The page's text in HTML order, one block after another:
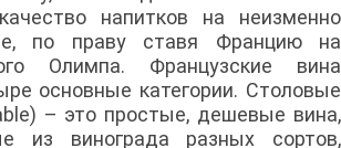
напитков на неизменно
по праву ставя Францию на
Олимпа. Французские вина
основные категории. Столовые
– это простые, дешевые вина,
из винограда разных сортов,